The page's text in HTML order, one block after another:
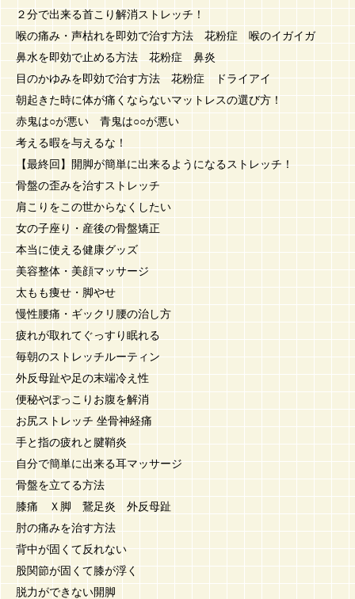
２分で出来る首こり解消ストレッチ！
喉の痛み・声枯れを即効で治す方法 花粉症 喉のイガイガ
鼻水を即効で止める方法 花粉症 鼻炎
目のかゆみを即効で治す方法 花粉症 ドライアイ
朝起きた時に体が痛くならないマットレスの選び方！
赤鬼は○が悪い 青鬼は○○が悪い
考える暇を与えるな！
【最終回】開脚が簡単に出来るようになるストレッチ！
骨盤の歪みを治すストレッチ
肩こりをこの世からなくしたい
女の子座り・産後の骨盤矯正
本当に使える健康グッズ
美容整体・美顔マッサージ
太もも痩せ・脚やせ
慢性腰痛・ギックリ腰の治し方
疲れが取れてぐっすり眠れる
毎朝のストレッチルーティン
外反母趾や足の末端冷え性
便秘やぽっこりお腹を解消
お尻ストレッチ 坐骨神経痛
手と指の疲れと腱鞘炎
自分で簡単に出来る耳マッサージ
骨盤を立てる方法
膝痛 Ｘ脚 鵞足炎 外反母趾
肘の痛みを治す方法
背中が固くて反れない
股関節が固くて膝が浮く
脱力ができない開脚